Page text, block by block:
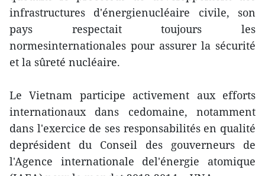
infrastructures d'énergienucléaire civile, son
pays respectait toujours les
normesinternationales pour assurer la sécurité
et la sûreté nucléaire.
Le Vietnam participe activement aux efforts
internationaux dans cedomaine, notamment
dans l'exercice de ses responsabilités en qualité
deprésident du Conseil des gouverneurs de
l'Agence internationale del'énergie atomique